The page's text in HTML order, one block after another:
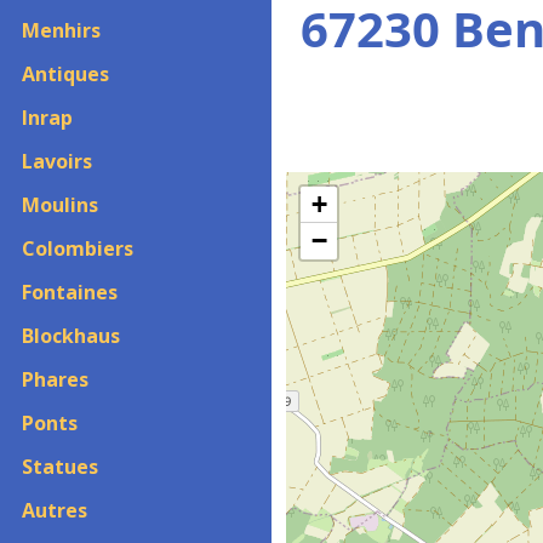
Menhirs
Antiques
Inrap
Lavoirs
Moulins
Colombiers
Fontaines
Blockhaus
Phares
Ponts
Statues
Autres
67230
+
−